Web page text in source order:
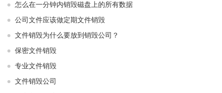
怎么在一分钟内销毁磁盘上的所有数据
公司文件应该做定期文件销毁
文件销毁为什么要放到销毁公司？
保密文件销毁
专业文件销毁
文件销毁公司